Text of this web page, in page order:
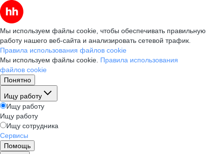
Мы используем файлы cookie, чтобы обеспечивать правильную
работу нашего веб-сайта и анализировать сетевой трафик.
Правила использования файлов cookie
Мы используем файлы cookie. Правила использования
файлов cookie
Понятно
Ищу работу
Ищу работу
Ищу работу
Ищу сотрудника
Сервисы
Помощь